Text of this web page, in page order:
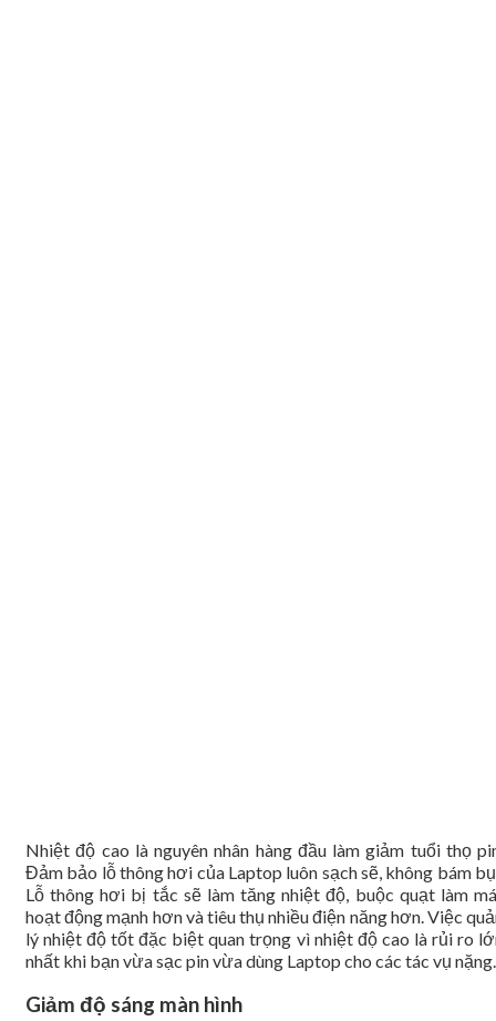
Nhiệt độ cao là nguyên nhân hàng đầu làm giảm tuổi thọ
Đảm bảo lỗ thông hơi của Laptop luôn sạch sẽ, không bám
Lỗ thông hơi bị tắc sẽ làm tăng nhiệt độ, buộc quạt làm
hoạt động mạnh hơn và tiêu thụ nhiều điện năng hơn. Việc
lý nhiệt độ tốt đặc biệt quan trọng vì nhiệt độ cao là rủi ro
nhất khi bạn vừa sạc pin vừa dùng Laptop cho các tác vụ nặng.
Giảm độ sáng màn hình